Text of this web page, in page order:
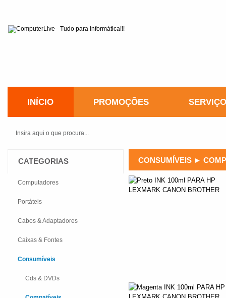
INÍCIO PROMOÇÕES
CONSUMÍVEIS ►
CATEGORIAS
Computadores
Portáteis
Cabos & Adaptadores
Caixas & Fontes
Consumíveis
Cds & DVDs